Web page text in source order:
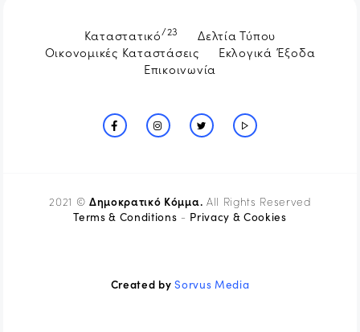
Καταστατικό/23
Δελτία Τύπου
Οικονομικές Καταστάσεις
Εκλογικά Έξοδα
Επικοινωνία
2021 ©Δημοκρατικό Κόμμα. All Rights Reserved
Terms & Conditions - Privacy & Cookies
Created bySorvus Media